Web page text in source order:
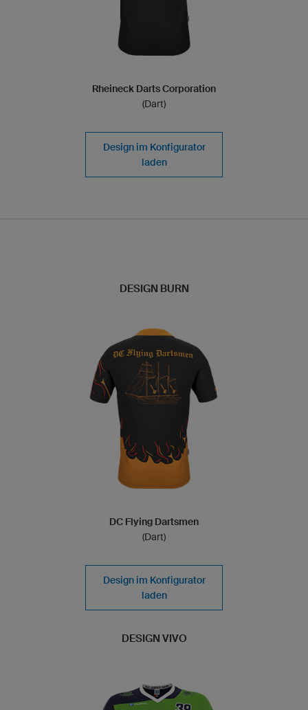
Rheineck Darts Corporation
(Dart)
Design im Konfigurator
laden
DESIGN BURN
DC Flying Dartsmen
(Dart)
Design im Konfigurator
laden
DESIGN VIVO